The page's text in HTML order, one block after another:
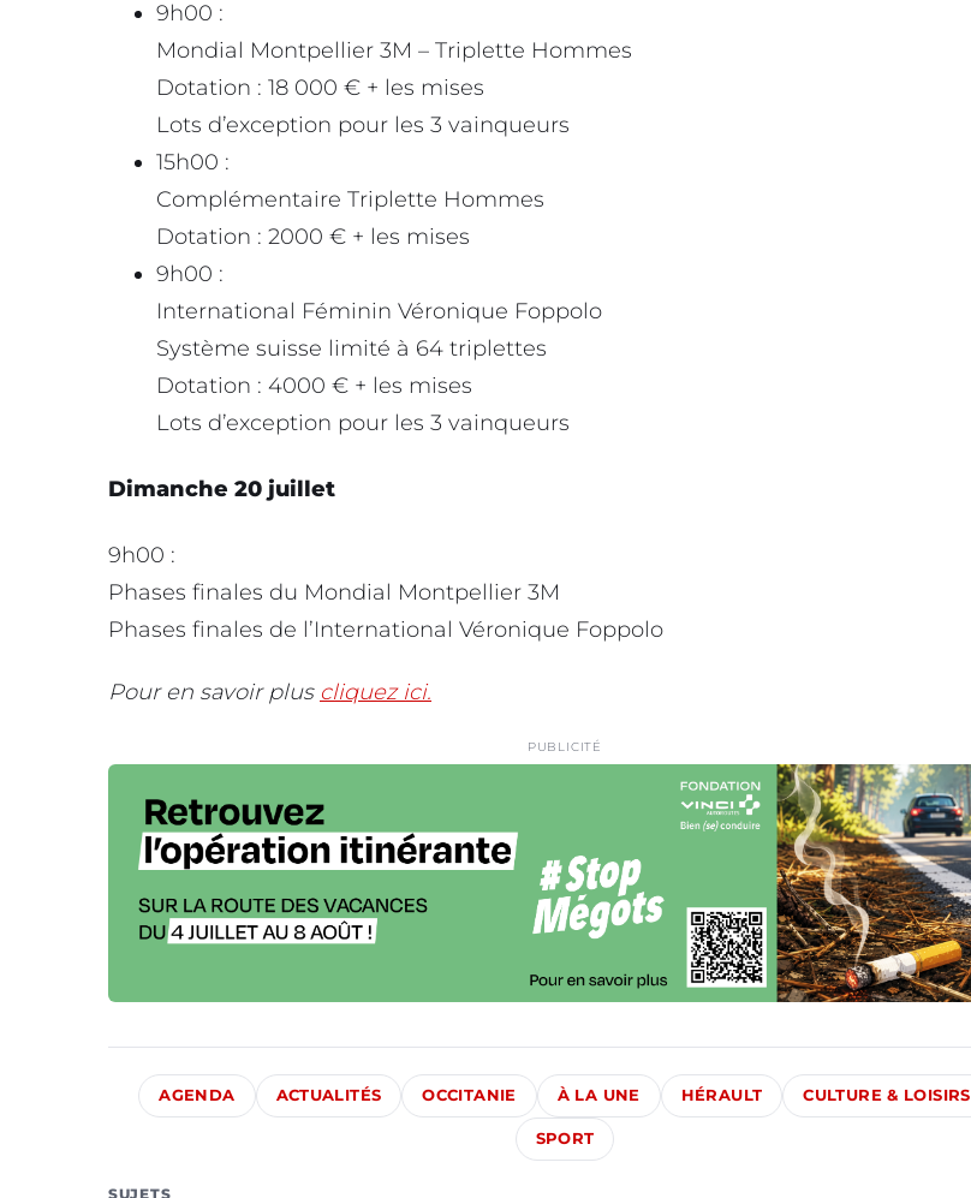
9h00 :
Mondial Montpellier 3M – Triplette Hommes
Dotation : 18 000 € + les mises
Lots d’exception pour les 3 vainqueurs
15h00 :
Complémentaire Triplette Hommes
Dotation : 2000 € + les mises
9h00 :
International Féminin Véronique Foppolo
Système suisse limité à 64 triplettes
Dotation : 4000 € + les mises
Lots d’exception pour les 3 vainqueurs
Dimanche 20 juillet
9h00 :
Phases finales du Mondial Montpellier 3M
Phases finales de l’International Véronique Foppolo
Pour en savoir plus cliquez ici.
PUBLICITÉ
AGENDA ACTUALITÉS OCCITANIE À LA UNE HÉRAULT CULTURE & LOISIRS
SPORT
SUJETS